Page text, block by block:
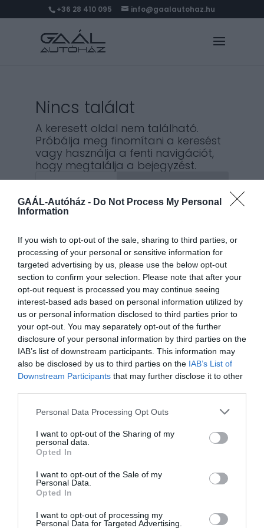
GAÁL-Autóház - Do Not Process My Personal
Information
If you wish to opt-out of the sale, sharing to third parties, or
processing of your personal or sensitive information for
targeted advertising by us, please use the below opt-out
section to confirm your selection. Please note that after your
opt-out request is processed you may continue seeing
interest-based ads based on personal information utilized by
us or personal information disclosed to third parties prior to
your opt-out. You may separately opt-out of the further
disclosure of your personal information by third parties on the
IAB’s list of downstream participants. This information may
also be disclosed by us to third parties on the IAB’s List of
Downstream Participants that may further disclose it to other
Personal Data Processing Opt Outs
I want to opt-out of the Sharing of my
personal data.
Opted In
I want to opt-out of the Sale of my
Personal Data.
Opted In
I want to opt-out of processing my
Personal Data for Targeted Advertising.
+36 28 410 095 info@gaalautohaz.hu
Nincs találat
A keresett oldal nem található.
Próbálja meg finomítani a keresést
vagy használja a fenti navigációt,
hogy megtalálja a bejegyzést.
Keresés
Legutóbbi bejegyzések
Legutóbbi hozzászólások
Nincs megjeleníthető bejegyzés.
Archívum
Nincs megjeleníthető archívum.
Kategóriák
Nincs kategória
GAÁL-Autóház Kft.
info@gaalautohaz.hu
2100 Gödöllő, Dózsa György út 67.